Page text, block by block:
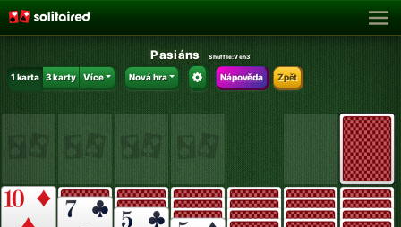
Pasiáns Shuffle:Veh3
1 karta 3 karty Více Nová hra Nápověda Zpět